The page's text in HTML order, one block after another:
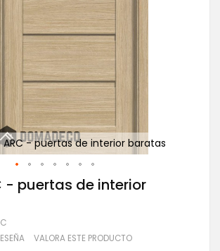
ARC - puertas de interior baratas
- puertas de interior
VALORA ESTE PRODUCTO